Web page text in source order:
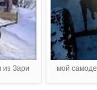
из Зари мой